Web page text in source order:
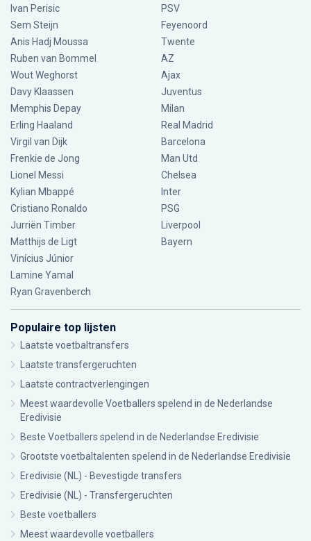
Ivan Perisic
Sem Steijn
Anis Hadj Moussa
Ruben van Bommel
Wout Weghorst
Davy Klaassen
Memphis Depay
Erling Haaland
Virgil van Dijk
Frenkie de Jong
Lionel Messi
Kylian Mbappé
Cristiano Ronaldo
Jurriën Timber
Matthijs de Ligt
Vinícius Júnior
Lamine Yamal
Ryan Gravenberch
PSV
Feyenoord
Twente
AZ
Ajax
Juventus
Milan
Real Madrid
Barcelona
Man Utd
Chelsea
Inter
PSG
Liverpool
Bayern
Populaire top lijsten
Laatste voetbaltransfers
Laatste transfergeruchten
Laatste contractverlengingen
Meest waardevolle Voetballers spelend in de Nederlandse
Eredivisie
Beste Voetballers spelend in de Nederlandse Eredivisie
Grootste voetbaltalenten spelend in de Nederlandse Eredivisie
Eredivisie (NL) - Bevestigde transfers
Eredivisie (NL) - Transfergeruchten
Beste voetballers
Meest waardevolle voetballers